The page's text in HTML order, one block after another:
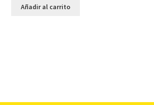
originalactual
Añadir al carrito